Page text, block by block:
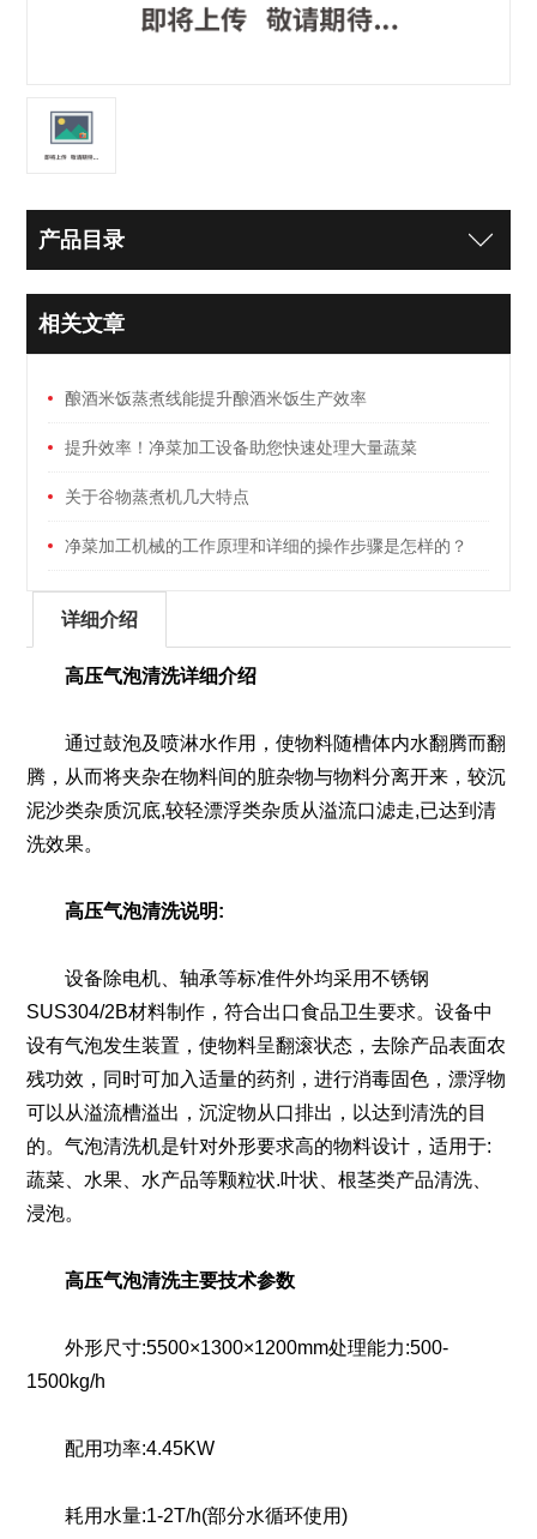
产品目录
相关文章
酿酒米饭蒸煮线能提升酿酒米饭生产效率
提升效率！净菜加工设备助您快速处理大量蔬菜
关于谷物蒸煮机几大特点
净菜加工机械的工作原理和详细的操作步骤是怎样的？
详细介绍
高压气泡清洗详细介绍
通过鼓泡及喷淋水作用，使物料随槽体内水翻腾而翻
腾，从而将夹杂在物料间的脏杂物与物料分离开来，较沉
泥沙类杂质沉底,较轻漂浮类杂质从溢流口滤走,已达到清
洗效果。
高压气泡清洗说明:
设备除电机、轴承等标准件外均采用不锈钢
SUS304/2B材料制作，符合出口食品卫生要求。设备中
设有气泡发生装置，使物料呈翻滚状态，去除产品表面农
残功效，同时可加入适量的药剂，进行消毒固色，漂浮物
可以从溢流槽溢出，沉淀物从口排出，以达到清洗的目
的。气泡清洗机是针对外形要求高的物料设计，适用于:
蔬菜、水果、水产品等颗粒状.叶状、根茎类产品清洗、
浸泡。
高压气泡清洗主要技术参数
外形尺寸:5500×1300×1200mm处理能力:500-
1500kg/h
配用功率:4.45KW
耗用水量:1-2T/h(部分水循环使用)